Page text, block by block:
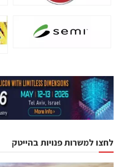
לחצו למשרות פנויות בהייטק